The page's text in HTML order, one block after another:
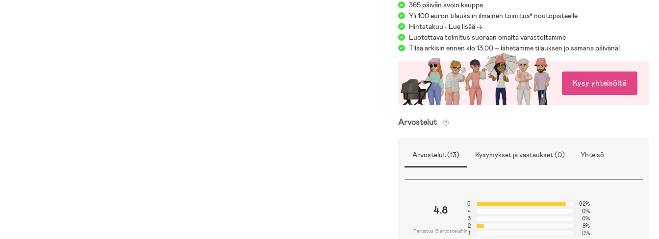
365 päivän avoin kauppa
Yli 100 euron tilauksiin ilmainen toimitus* noutopisteelle
Hintatakuu - Lue lisää ->
Luotettava toimitus suoraan omalta varastoltamme
Tilaa arkisin ennen klo 13.00 – lähetämme tilauksen jo samana päivänä!
Kysy yhteisöltä
Arvostelut
Arvostelut (13) Kysymykset ja vastaukset (0) Yhteisö
4.8
Perustuu 13 arvosteluihin
5
92%
4
0%
3
0%
2
8%
1
0%